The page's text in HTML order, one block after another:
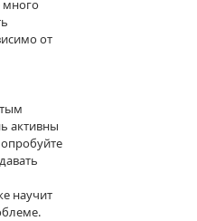
много
от
активны
научит